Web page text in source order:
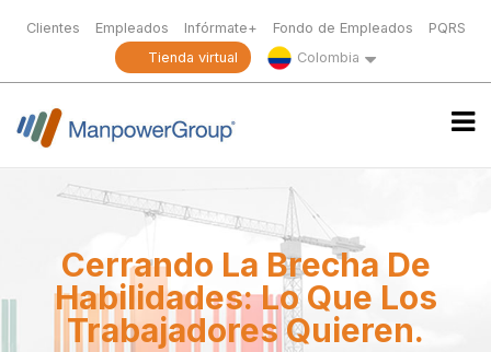
Clientes Empleados Infórmate+ Fondo de Empleados
PQRS
Tienda virtual
Colombia
Cerrando La Brecha De
Habilidades: Lo Que Los
Trabajadores Quieren.